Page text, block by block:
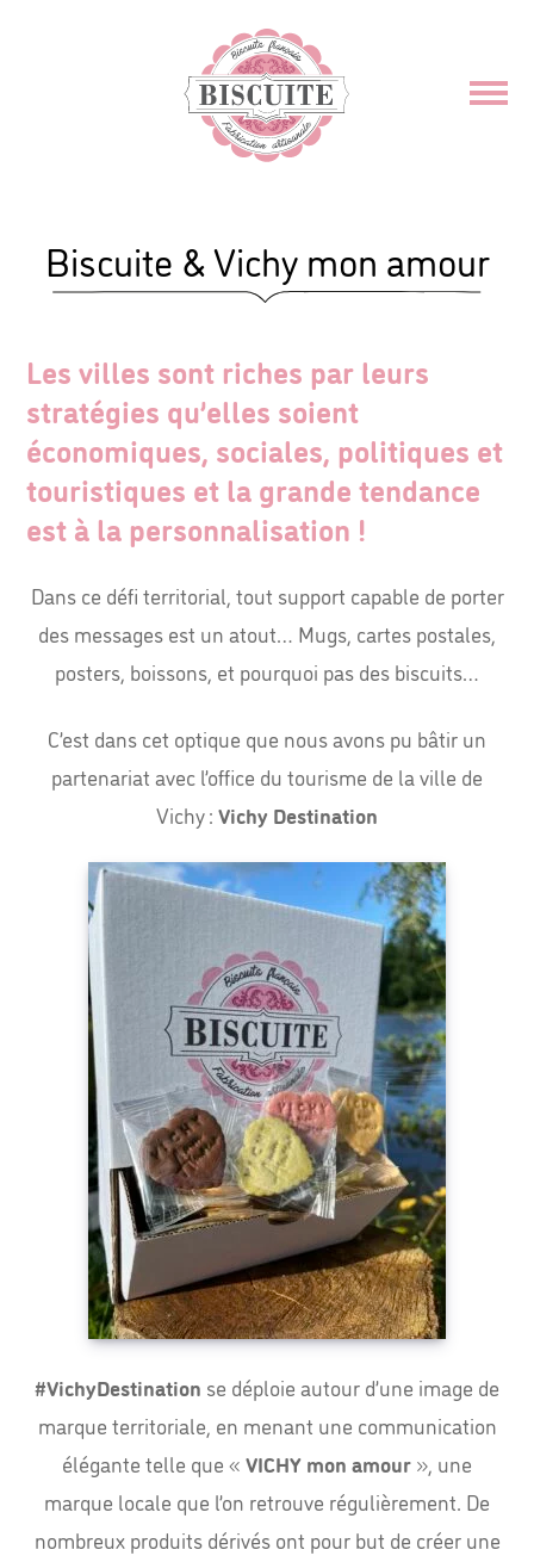
Biscuite & Vichy mon amour
Les villes sont riches par leurs
stratégies qu’elles soient
économiques, sociales, politiques et
touristiques et la grande tendance
est à la personnalisation !
Dans ce défi territorial, tout support capable de porter
des messages est un atout… Mugs, cartes postales,
posters, boissons, et pourquoi pas des biscuits…
C’est dans cet optique que nous avons pu bâtir un
partenariat avec l’office du tourisme de la ville de
Vichy : Vichy Destination
#VichyDestination se déploie autour d’une image de
marque territoriale, en menant une communication
élégante telle que « VICHY mon amour », une
marque locale que l’on retrouve régulièrement. De
nombreux produits dérivés ont pour but de créer une